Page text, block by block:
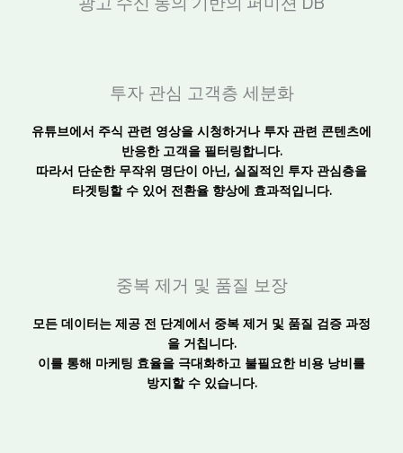
투자 관심 고객층 세분화
유튜브에서 주식 관련 영상을 시청하거나 투자 관련 콘텐츠에
반응한 고객을 필터링합니다.
따라서 단순한 무작위 명단이 아닌, 실질적인 투자 관심층을
타겟팅할 수 있어 전환율 향상에 효과적입니다.
중복 제거 및 품질 보장
모든 데이터는 제공 전 단계에서 중복 제거 및 품질 검증 과정
을 거칩니다.
이를 통해 마케팅 효율을 극대화하고 불필요한 비용 낭비를
방지할 수 있습니다.